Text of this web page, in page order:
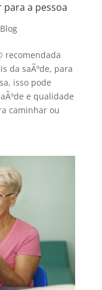
a pessoa
Blog
recomendada
da saÃºde, para
isso pode
e qualidade
caminhar ou